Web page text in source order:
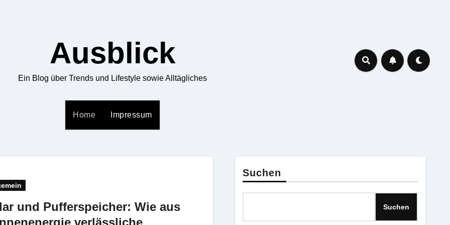
Ausblick
Ein Blog über Trends und Lifestyle sowie Alltägliches
Home Impressum
und Pufferspeicher: Wie aus
verlässliche
Suchen
Suchen